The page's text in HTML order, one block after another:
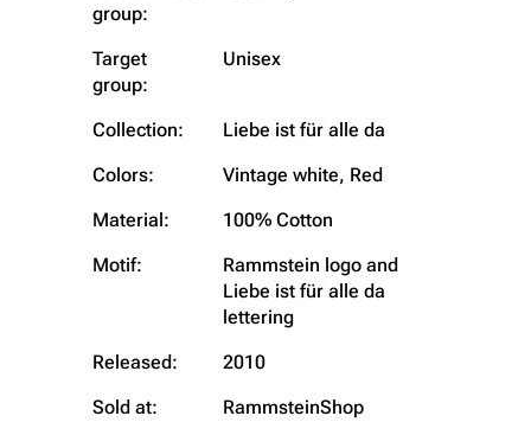
3.4K 12 290.4K
Navigation
group:
Target
group:
Unisex
Collection:
Liebe ist für alle da
Colors:
Vintage white, Red
Material:
100% Cotton
Motif:
Rammstein logo and
Liebe ist für alle da
lettering
Released:
2010
Sold at:
RammsteinShop